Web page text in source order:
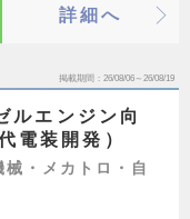
詳細へ
掲載期間 26/08/06～26/08/19
ルエンジン向
電装開発）
・メカトロ・自